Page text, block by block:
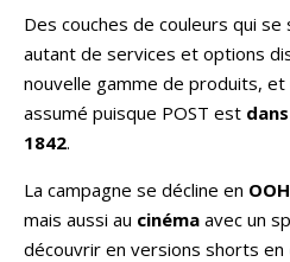
Des couches de couleurs qui
autant de services et options
nouvelle gamme de produits,
assumé puisque POST est
1842.
La campagne se décline en OOH
mais aussi au cinéma avec un
découvrir en versions shorts en